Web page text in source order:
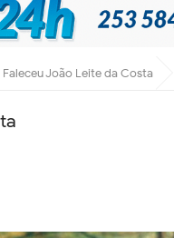
Faleceu João Leite da Costa